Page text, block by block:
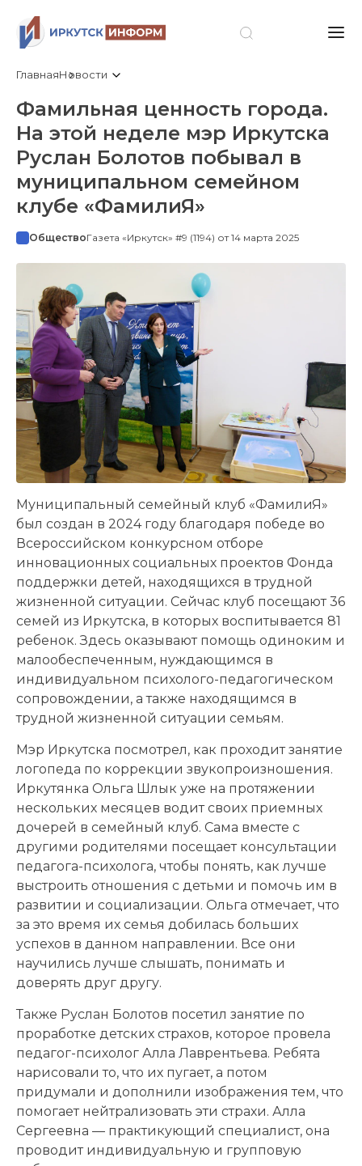
ГлавнаяНовости
Фамильная ценность города.
На этой неделе мэр Иркутска
Руслан Болотов побывал в
муниципальном семейном
клубе «ФамилиЯ»
ОбществоГазета «Иркутск» #9 (1194) от 14 марта 2025
Муниципальный семейный клуб «ФамилиЯ»
был создан в 2024 году благодаря победе во
Всероссийском конкурсном отборе
инновационных социальных проектов Фонда
поддержки детей, находящихся в трудной
жизненной ситуации. Сейчас клуб посещают 36
семей из Иркутска, в которых воспитывается 81
ребенок. Здесь оказывают помощь одиноким и
малообеспеченным, нуждающимся в
индивидуальном психолого-педагогическом
сопровождении, а также находящимся в
трудной жизненной ситуации семьям.
Мэр Иркутска посмотрел, как проходит занятие
логопеда по коррекции звукопроизношения.
Иркутянка Ольга Шлык уже на протяжении
нескольких месяцев водит своих приемных
дочерей в семейный клуб. Сама вместе с
другими родителями посещает консультации
педагога-психолога, чтобы понять, как лучше
выстроить отношения с детьми и помочь им в
развитии и социализации. Ольга отмечает, что
за это время их семья добилась больших
успехов в данном направлении. Все они
научились лучше слышать, понимать и
доверять друг другу.
Также Руслан Болотов посетил занятие по
проработке детских страхов, которое провела
педагог-психолог Алла Лаврентьева. Ребята
нарисовали то, что их пугает, а потом
придумали и дополнили изображения тем, что
помогает нейтрализовать эти страхи. Алла
Сергеевна — практикующий специалист, она
проводит индивидуальную и групповую